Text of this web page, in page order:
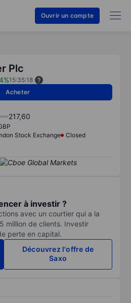
Ouvrir un compte
Plc
15:35:18
Acheter
217,60
Stock Exchange
Closed
à investir ?
avec un courtier qui a la
million de clients. Investir
perte en capital.
Découvrez l'offre de
Saxo